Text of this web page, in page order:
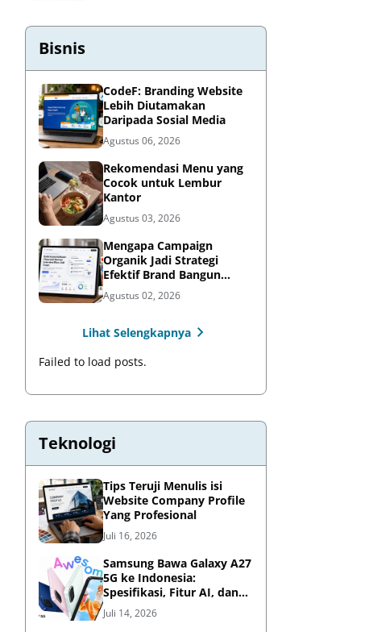
Bisnis
CodeF: Branding Website
Lebih Diutamakan
Daripada Sosial Media
Agustus 06, 2026
Rekomendasi Menu yang
Cocok untuk Lembur
Kantor
Agustus 03, 2026
Mengapa Campaign
Organik Jadi Strategi
Efektif Brand Bangun
Awareness di Media Sosial
Agustus 02, 2026
Lihat Selengkapnya
Failed to load posts.
Teknologi
Tips Teruji Menulis isi
Website Company Profile
Yang Profesional
Juli 16, 2026
Samsung Bawa Galaxy A27
5G ke Indonesia:
Spesifikasi, Fitur AI, dan
Harga Resmi
Juli 14, 2026